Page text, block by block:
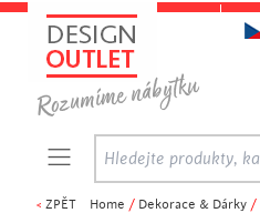
< ZPĚT Home / Dekorace & Dárky /